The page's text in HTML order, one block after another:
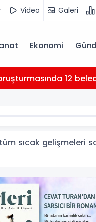
Video Galeri
Ekonomi
12
sıcak gelişmeleri